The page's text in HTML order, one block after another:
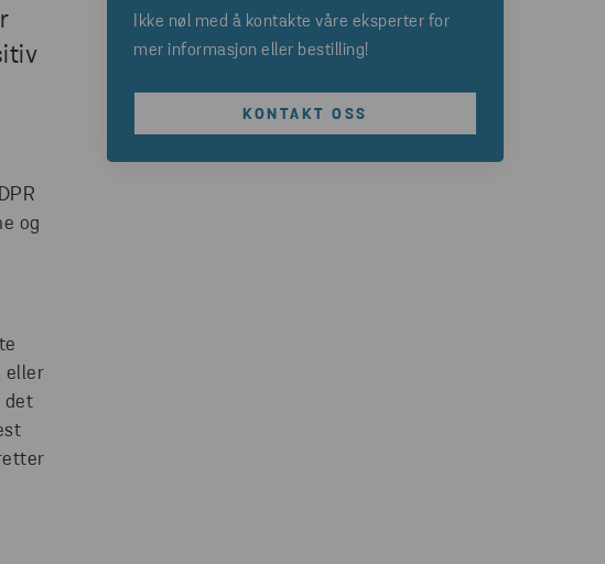
og
eller
det
Ikke nøl med å kontakte våre eksperter for
mer informasjon eller bestilling!
KONTAKT OSS